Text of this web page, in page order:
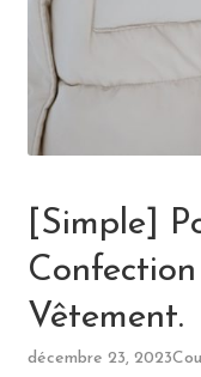
[Simple]
Vêtement.
décembre 23, 2023